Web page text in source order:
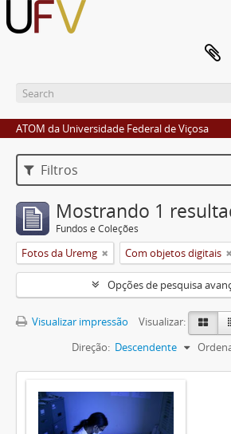
ATOM da Universidade Federal de Viçosa
Filtros
Mostrando 1
Fundos e Coleções
Fotos da Uremg Com objetos digitais
Opções de pesquisa
Visualizar impressão
Visualizar:
Direção: Descendente